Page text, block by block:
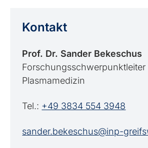
Kontakt
Prof. Dr. Sander Bekeschus
Forschungsschwerpunktleiter
Plasmamedizin
Tel.: +49 3834 554 3948
sander.bekeschus@inp-